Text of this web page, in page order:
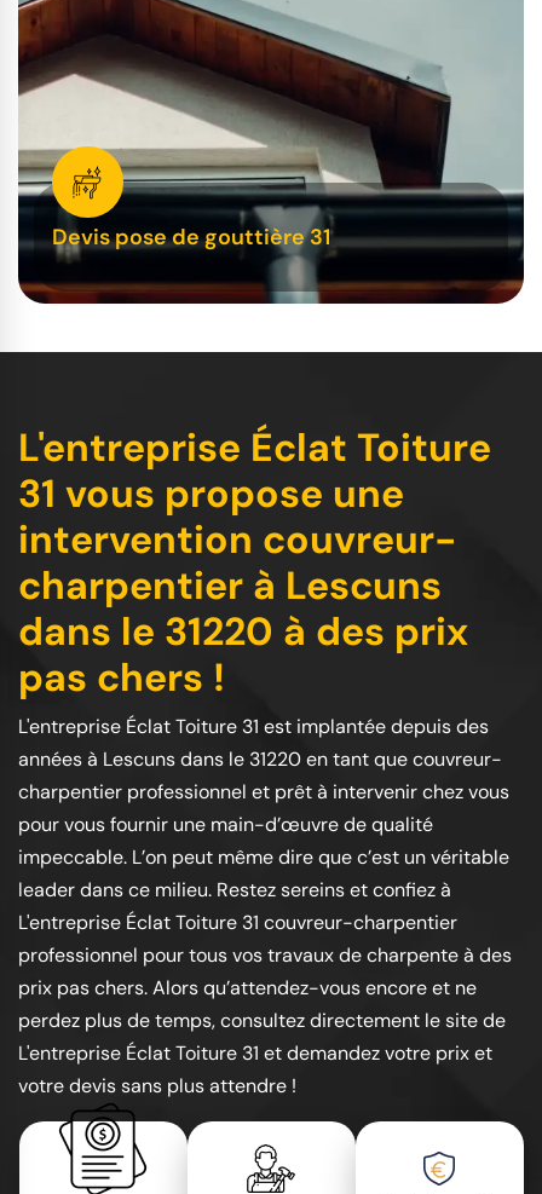
Devis pose de gouttière 31
L'entreprise Éclat Toiture
31 vous propose une
intervention couvreur-
charpentier à Lescuns
dans le 31220 à des prix
pas chers !
L'entreprise Éclat Toiture 31 est implantée depuis des
années à Lescuns dans le 31220 en tant que couvreur-
charpentier professionnel et prêt à intervenir chez vous
pour vous fournir une main-d’œuvre de qualité
impeccable. L’on peut même dire que c’est un véritable
leader dans ce milieu. Restez sereins et confiez à
L'entreprise Éclat Toiture 31 couvreur-charpentier
professionnel pour tous vos travaux de charpente à des
prix pas chers. Alors qu’attendez-vous encore et ne
perdez plus de temps, consultez directement le site de
L'entreprise Éclat Toiture 31 et demandez votre prix et
votre devis sans plus attendre !